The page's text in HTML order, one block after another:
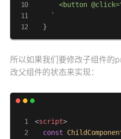
<button
    `
  }
所以如果我们要修改子组件的
改父组件的状态来实现：
<script>
const